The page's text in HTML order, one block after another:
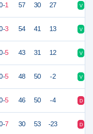
-1 57 30 27 V
-3 54 41 13 V
-5 43 31 12 V
-5 48 50 -2 V
-5 46 50 -4 D
-7 30 53 -23 D